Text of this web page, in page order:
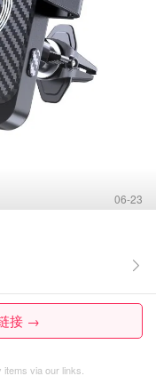
06-23
接 →
via our links.